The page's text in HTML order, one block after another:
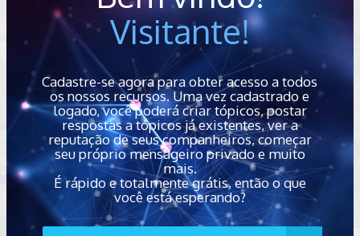
Visitante!
Cadastre-se agora para obter acesso a todos
os nossos recursos. Uma vez cadastrado e
logado, você poderá criar tópicos, postar
respostas a tópicos já existentes, ver a
reputação de seus companheiros, começar
seu próprio mensageiro privado e muito
mais.
É rápido e totalmente grátis, então o que
você está esperando?